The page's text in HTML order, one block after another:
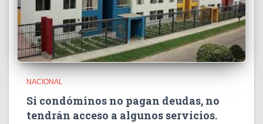
NACIONAL
Si condóminos no pagan deudas, no
tendrán acceso a algunos servicios.